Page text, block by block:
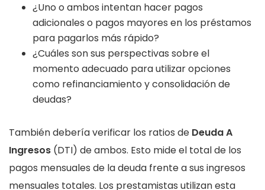
¿Uno o ambos intentan hacer pagos
adicionales o pagos mayores en los préstamos
para pagarlos más rápido?
¿Cuáles son sus perspectivas sobre el
momento adecuado para utilizar opciones
como refinanciamiento y consolidación de
deudas?
También debería verificar los ratios de Deuda A
Ingresos (DTI) de ambos. Esto mide el total de los
pagos mensuales de la deuda frente a sus ingresos
mensuales totales. Los prestamistas utilizan esta